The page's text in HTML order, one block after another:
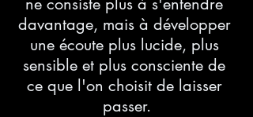
davantage, mais à développer
une écoute plus lucide, plus
sensible et plus consciente de
ce que l'on choisit de laisser
passer.